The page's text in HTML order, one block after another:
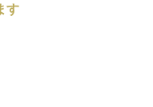
す